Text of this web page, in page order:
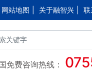
网站地图 关于融智兴 联
免费咨询热线：